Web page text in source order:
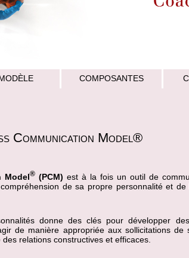
COMPOSANTES
Communication Model®
Model® (PCM) est à la fois un outil de
de sa propre personnalité et de
donne des clés pour développer
de manière appropriée aux sollicitations de
relations constructives et efficaces.